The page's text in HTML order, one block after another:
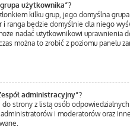
użytkownika”?
kilku grup, jego domyślna
i ranga będzie domyślnie dla niego
nadać użytkownikowi uprawnienia
można to zrobić z poziomu panelu
administracyjny”?
strony z listą osób odpowiedzialnych
i moderatorów oraz